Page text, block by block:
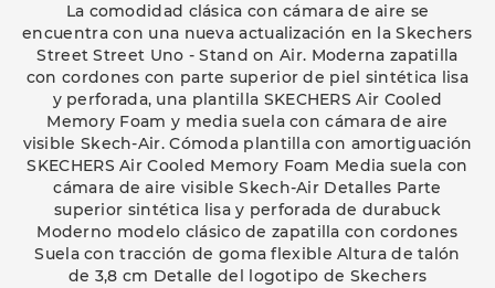
La comodidad clásica con cámara de aire se
encuentra con una nueva actualización en la Skechers
Street Street Uno - Stand on Air. Moderna zapatilla
con cordones con parte superior de piel sintética lisa
y perforada, una plantilla SKECHERS Air Cooled
Memory Foam y media suela con cámara de aire
visible Skech-Air. Cómoda plantilla con amortiguación
SKECHERS Air Cooled Memory Foam Media suela con
cámara de aire visible Skech-Air Detalles Parte
superior sintética lisa y perforada de durabuck
Moderno modelo clásico de zapatilla con cordones
Suela con tracción de goma flexible Altura de talón
de 3,8 cm Detalle del logotipo de Skechers